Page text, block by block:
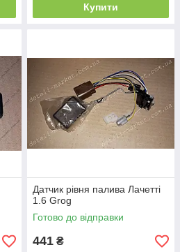
Купити
Датчик рівня палива Лачетті
1.6 Grog
Готово до відправки
441 ₴